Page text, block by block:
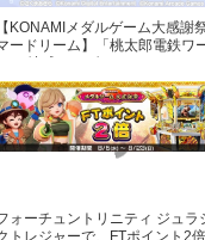
KONAMIメダルゲーム大感謝
ードリーム】「桃太郎電鉄ワ
」でマイル獲得数が2倍！
ォーチュントリニティ ジュラ
トレジャーで、FTポイント2